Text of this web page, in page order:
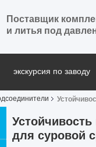
Поставщик
и литья под
экскурсия по заводу
для суровой